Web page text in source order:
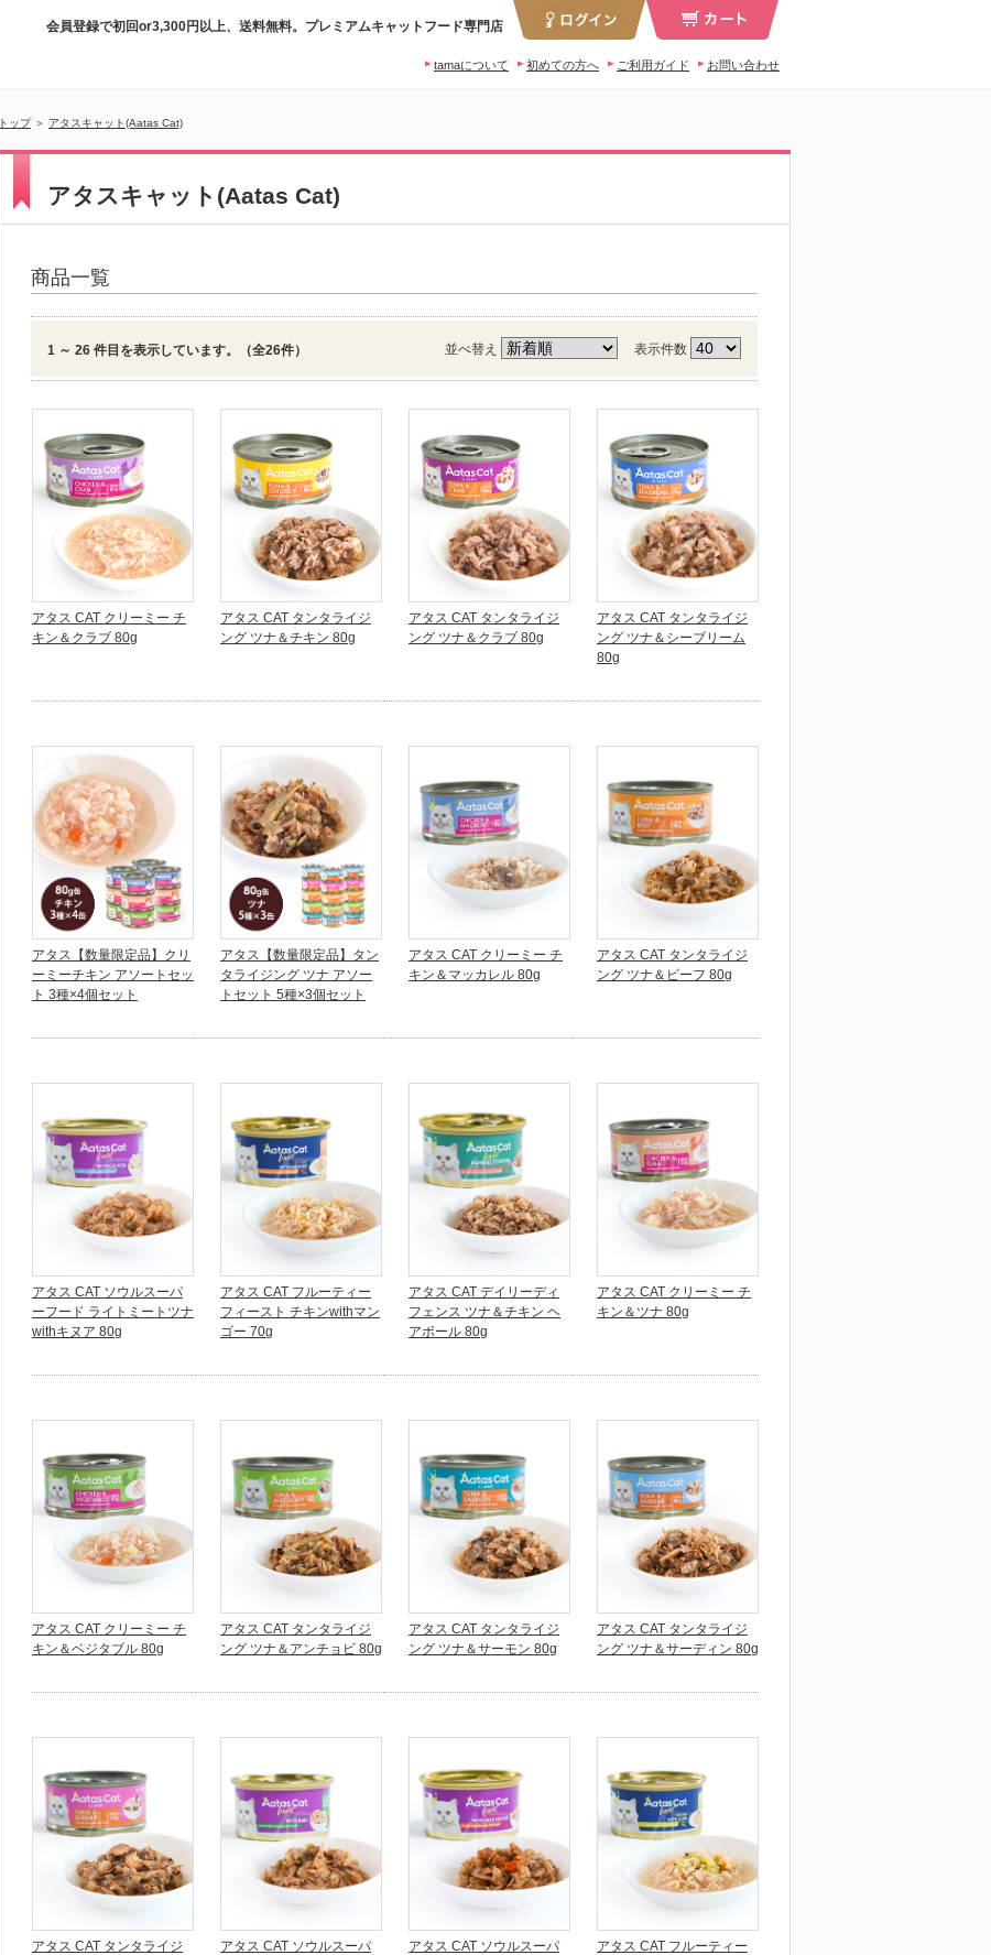
会員登録で初回or3,300円以上、送料無料。プレミアムキャットフード専門店
お問い合わせ
ご利用ガイド
初めての方へ
tamaについて
トップ ＞ アタスキャット(Aatas Cat)
アタスキャット(Aatas Cat)
商品一覧
1 ～ 26 件目を表示しています。（全26件） 並べ替え 表示件数
アタス CAT クリーミー チ
キン＆クラブ 80g
アタス CAT タンタライジ
ング ツナ＆チキン 80g
アタス CAT タンタライジ
ング ツナ＆クラブ 80g
アタス CAT タンタライジ
ング ツナ＆シーブリーム
80g
アタス【数量限定品】クリ
ーミーチキン アソートセッ
ト 3種×4個セット
アタス【数量限定品】タン
タライジング ツナ アソー
トセット 5種×3個セット
アタス CAT クリーミー チ
キン＆マッカレル 80g
アタス CAT タンタライジ
ング ツナ＆ビーフ 80g
アタス CAT ソウルスーパ
ーフード ライトミートツナ
withキヌア 80g
アタス CAT フルーティー
フィースト チキンwithマン
ゴー 70g
アタス CAT デイリーディ
フェンス ツナ＆チキン ヘ
アボール 80g
アタス CAT クリーミー チ
キン＆ツナ 80g
アタス CAT クリーミー チ
キン＆ベジタブル 80g
アタス CAT タンタライジ
ング ツナ＆アンチョビ 80g
アタス CAT タンタライジ
ング ツナ＆サーモン 80g
アタス CAT タンタライジ
ング ツナ＆サーディン 80g
アタス CAT タンタライジ
アタス CAT ソウルスーパ
アタス CAT ソウルスーパ
アタス CAT フルーティー